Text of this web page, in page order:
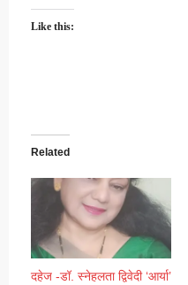
Like this:
Related
दहेज -डॉ. स्नेहलता द्विवेदी ‘आर्या’